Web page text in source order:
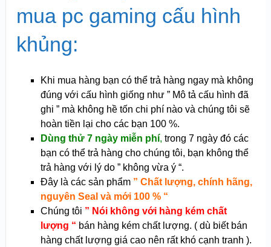
mua pc gaming cấu hình
khủng:
Khi mua hàng bạn có thể trả hàng ngay mà không
đúng với cấu hình giống như ” Mô tả cấu hình đã
ghi ” mà không hề tốn chi phí nào và chúng tôi sẽ
hoàn tiền lại cho các bạn 100 %.
Dùng thử 7 ngày miễn phí, trong 7 ngày đó các
bạn có thể trả hàng cho chúng tôi, bạn không thể
trả hàng với lý do ” không vừa ý “.
Đây là các sản phẩm ” Chất lượng, chính hãng,
nguyên Seal và mới 100 % “
Chúng tôi ” Nói không với hàng kém chất
lượng “ bán hàng kém chất lượng. ( dù biết bán
hàng chất lượng giá cao nên rất khó cạnh tranh ).